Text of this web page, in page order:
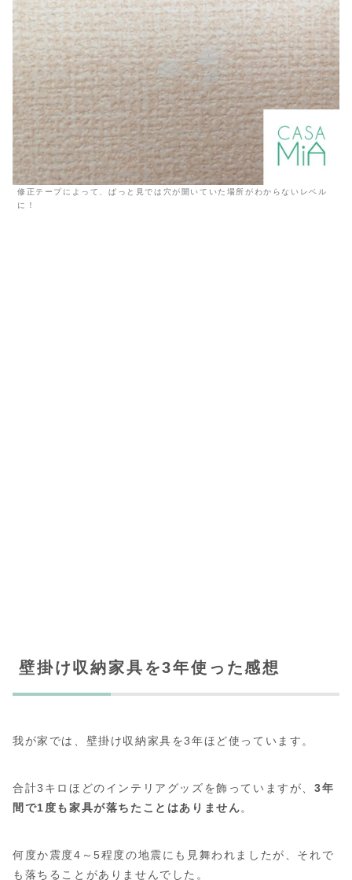
修正テープによって、ぱっと見では穴が開いていた場所がわからないレベル
に！
壁掛け収納家具を3年使った感想
我が家では、壁掛け収納家具を3年ほど使っています。
合計3キロほどのインテリアグッズを飾っていますが、 3年
間で1度も家具が落ちたことはありません。
何度か震度4～5程度の地震にも見舞われましたが、それで
も落ちることがありませんでした。